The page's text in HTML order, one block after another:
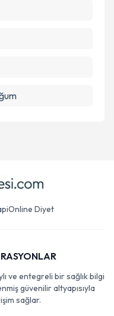
Online Diyet
ve entegreli bir sağlık bilgi
güvenilir altyapısıyla
sağlar.